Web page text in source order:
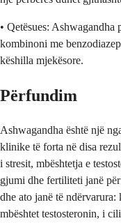
• Qetësues:
kombinoni me
këshilla mjekësore.
Përfundim
Ashwagandha është një
klinike të forta në disa
i stresit, mbështetja e
gjumi dhe fertiliteti janë
dhe ato janë të
mbështet testosteronin, i